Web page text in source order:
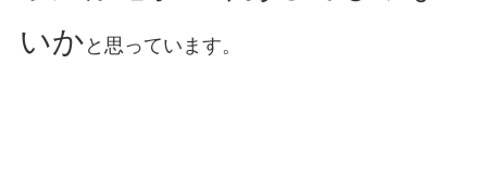
いか と思っています。